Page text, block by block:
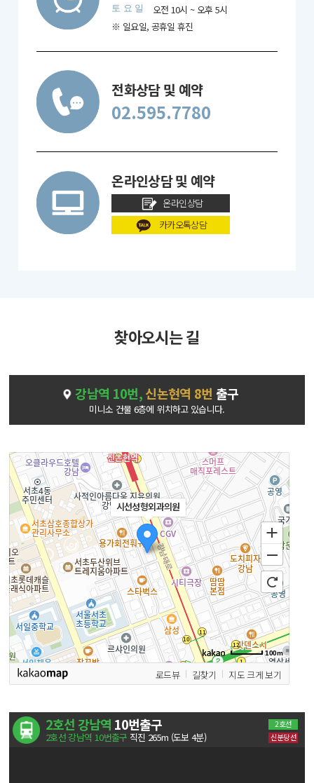
토 요 일
오전 10시 ~ 오후 5시
※ 일요일, 공휴일 휴진
전화상담 및 예약
02.595.7780
온라인상담 및 예약
온라인상담
카카오톡상담
찾아오시는 길
강남역 10번,신논현역 8번 출구
미니소 건물 6층에 위치하고 있습니다.
시선성형외과의원
100m
로드뷰 길찾기 지도 크게 보기
2호선 강남역 10번출구
2호선 강남역 10번출구 직진 265m (도보 4분)
2호선
신분당선